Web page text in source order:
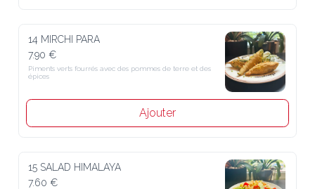
14 MIRCHI PARA
7.90 €
Piments verts fourrés avec des pommes de terre et des épices
Ajouter
15 SALAD HIMALAYA
7.60 €